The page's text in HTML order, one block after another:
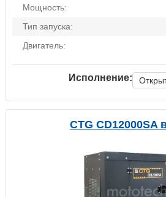
Мощность:
Тип запуска:
Двигатель:
Исполнение:
CTG CD12000SA